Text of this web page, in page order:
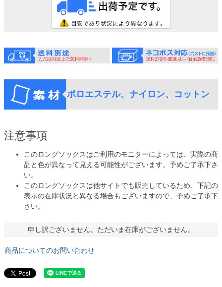
ポロエステル、ナイロン、コットン
注意事項
このロングソックスはご利用のモニターによっては、実際の商
品と色が異なって見える可能性がございます。予めご了承下さ
い。
このロングソックスは他サイトでも販売しているため、下記の
表示の在庫状況と異なる場合もございますので、予めご了承下
さい。
申し訳ございません。ただいま在庫がございません。
商品についてのお問い合わせ